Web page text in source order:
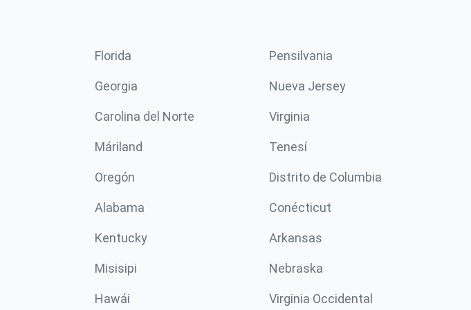
Florida Pensilvania
Georgia Nueva Jersey
Carolina del Norte Virginia
Máriland Tenesí
Oregón Distrito de Columbia
Alabama Conécticut
Kentucky Arkansas
Misisipi Nebraska
Hawái Virginia Occidental